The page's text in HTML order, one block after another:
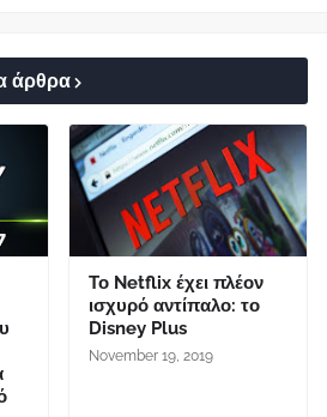
άρθρα
Το Netflix έχει πλέον
ισχυρό αντίπαλο: το
Disney Plus
November 19, 2019